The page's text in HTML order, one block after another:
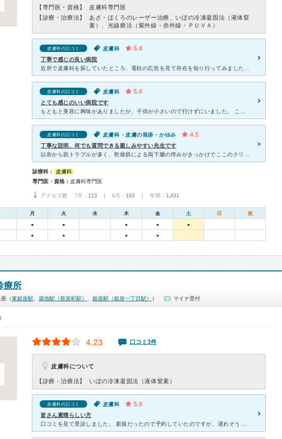
【専門医・資格】
皮膚科専門医
【診療・治療法】
あざ・ほくろのレーザー治療、いぼの冷凍凝固法（液体窒
素）、光線療法（紫外線・赤外線・ＰＵＶＡ）
皮膚科の口コミ 皮膚科 5.0
丁寧で感じの良い病院
皮膚科の口コミ 皮膚科 5.0
とても感じのいい病院です
皮膚科の口コミ 皮膚科・皮膚の発疹・かゆみ 4.5
丁寧な説明、何でも質問できる親しみやすい先生です
診療科：
皮膚科
専門医・資格： 皮膚科専門医
アクセス数 7月： 113 | 6月： 153 | 年間： 1,431
月 火 水 木 金 土 日 祝
● ● ● ●
●
●
● ● ●
療所
（東銀座駅 築地駅（新富町駅） 銀座駅（銀座一丁目駅） ） マイナ受付
4.23 口コミ3件
皮膚科について
【診療・治療法】 いぼの冷凍凝固法（液体窒素）
皮膚科の口コミ 皮膚科 5.0
皆さん素晴らしい方